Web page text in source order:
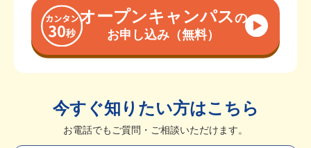
オープンキャンパスの
お申し込み（無料）
今すぐ知りたい方はこちら
お電話でもご質問・ご相談いただけます。